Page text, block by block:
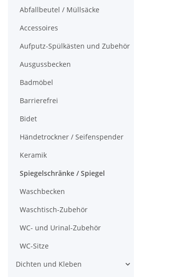
Abfallbeutel / Müllsäcke
Accessoires
Aufputz-Spülkästen und Zubehör
Ausgussbecken
Badmöbel
Barrierefrei
Bidet
Händetrockner / Seifenspender
Keramik
Spiegelschränke / Spiegel
Waschbecken
Waschtisch-Zubehör
WC- und Urinal-Zubehör
WC-Sitze
Dichten und Kleben